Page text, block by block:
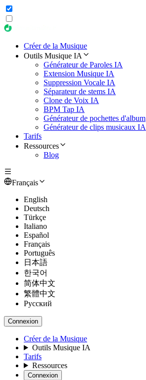
Créer de la Musique
Outils Musique IA
Générateur de Paroles IA
Extension Musique IA
Suppression Vocale IA
Séparateur de stems IA
Clone de Voix IA
BPM Tap IA
Générateur de pochettes d'album
Générateur de clips musicaux IA
Tarifs
Ressources
Blog
Français
English
Deutsch
Türkçe
Italiano
Español
Français
Português
日本語
한국어
简体中文
繁體中文
Русский
Connexion
Créer de la Musique
Outils Musique IA
Tarifs
Ressources
Connexion